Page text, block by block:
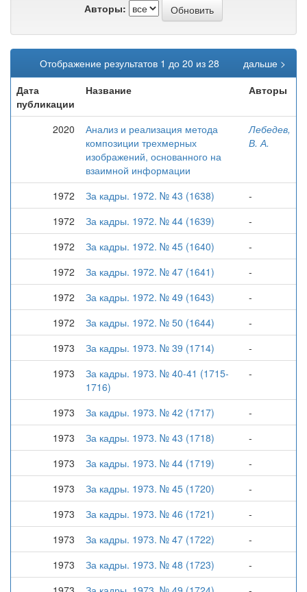
Авторы:
Отображение результатов 1 до 20 из 28
дальше >
Дата
публикации
Название Авторы
2020
Анализ и реализация метода
композиции трехмерных
изображений, основанного на
взаимной информации
Лебедев,
В. А.
1972 За кадры. 1972. № 43 (1638)
-
1972
За кадры. 1972. № 44 (1639)
-
1972
За кадры. 1972. № 45 (1640)
-
1972
За кадры. 1972. № 47 (1641)
-
1972
За кадры. 1972. № 49 (1643)
-
1972
За кадры. 1972. № 50 (1644)
-
1973
За кадры. 1973. № 39 (1714)
-
1973
За кадры. 1973. № 40-41 (1715-
1716)
-
1973 За кадры. 1973. № 42 (1717)
-
1973
За кадры. 1973. № 43 (1718)
-
1973
За кадры. 1973. № 44 (1719)
-
1973
За кадры. 1973. № 45 (1720)
-
1973
За кадры. 1973. № 46 (1721)
-
1973
За кадры. 1973. № 47 (1722)
-
1973
За кадры. 1973. № 48 (1723)
-